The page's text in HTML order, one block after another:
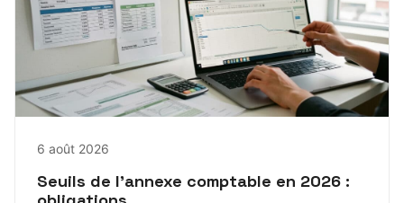
6 août 2026
Seuils de l’annexe comptable en 2026 :